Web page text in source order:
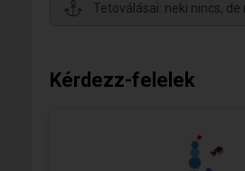
Tetoválásai: neki nincs,
Kérdezz-felelek